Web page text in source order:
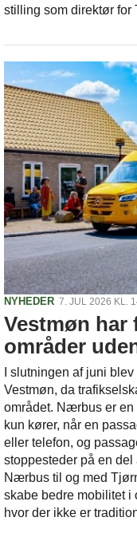
stilling som direktør for
NYHEDER 7. JUL 2026 KL.
Vestmøn har
områder
I slutningen af juni
Vestmøn, da
området. Nærbus er
kun kører, når en
eller telefon, og
stoppesteder på en
Nærbus til og med
skabe bedre mobilitet i
hvor der ikke er